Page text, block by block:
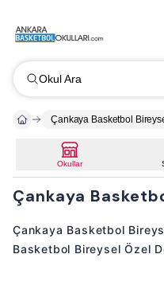
Okul Ara
Çankaya Basketbol
Okullar
Çankaya
Çankaya Basketbol
Basketbol Bireysel Özel